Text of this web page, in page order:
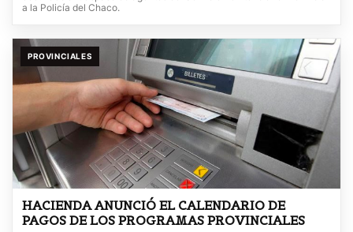
a la Policía del Chaco.
PROVINCIALES
HACIENDA ANUNCIÓ EL CALENDARIO DE
PAGOS DE LOS PROGRAMAS PROVINCIALES